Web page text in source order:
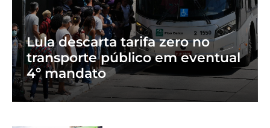
Lula descarta tarifa zero no
transporte público em eventual
4º mandato